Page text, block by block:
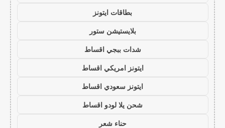
بطاقات ايتونز
بلايستيشن ستور
شدات ببجي اقساط
ايتونز امريكي اقساط
ايتونز سعودي اقساط
شحن يلا لودو اقساط
حناء شعر